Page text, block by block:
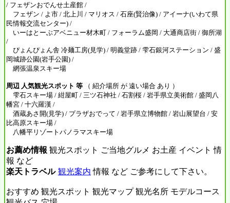
/ フェザンおでんせ土産館 /
フェザン / よ市 / 北上川 / マリオス / 石座(賢治像) / アイーナ(いわて県
民情報交流センター) /
いーはとーぶアベニュー材木町 / フォーラム盛岡 / 大通商店街 / 御所湖
/
ぴょんぴょん舎 冷麺工房(見学) / 明義堂跡 / 雫石銀河ステーション / 盛
岡城跡公園(岩手公園) /
網張温泉スキー場
周辺 人気観光スポット 等 （ 紹介場所 が 遠い場合 あり ）
雫石スキー場 / 紺屋町 / 三ツ石神社 / 石割桜 / 岩手県立美術館 / 盛岡八
幡宮 / 十六羅漢 /
酒蔵あさ開(見学) / プラザおでって / 岩手県立博物館 / 岩山展望台 / 安
比高原スキー場 /
八幡平リゾートパノラマスキー場
お薦め情報 観光スポット ご当地グルメ お土産 イベント 情
報 など
楽天トラベル 観光案内 情報 など ご参考にして下さい。
おすすめ 観光スポット 観光マップ 観光名所 モデルコース